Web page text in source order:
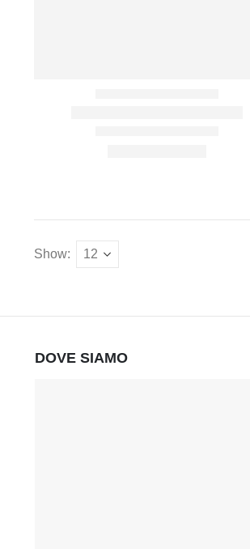
Show:
DOVE SIAMO